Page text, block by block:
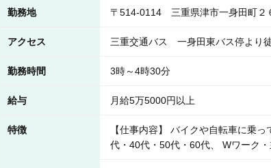
勤務地 〒514-0114 三重県津市一身田町
アクセス 三重交通バス 一身田東バス停より
勤務時間 3時～4時30分
給与 月給5万5000円以上
特徴
【仕事内容】 バイクや自転車に乗
代・40代・50代・60代、 Wワーク